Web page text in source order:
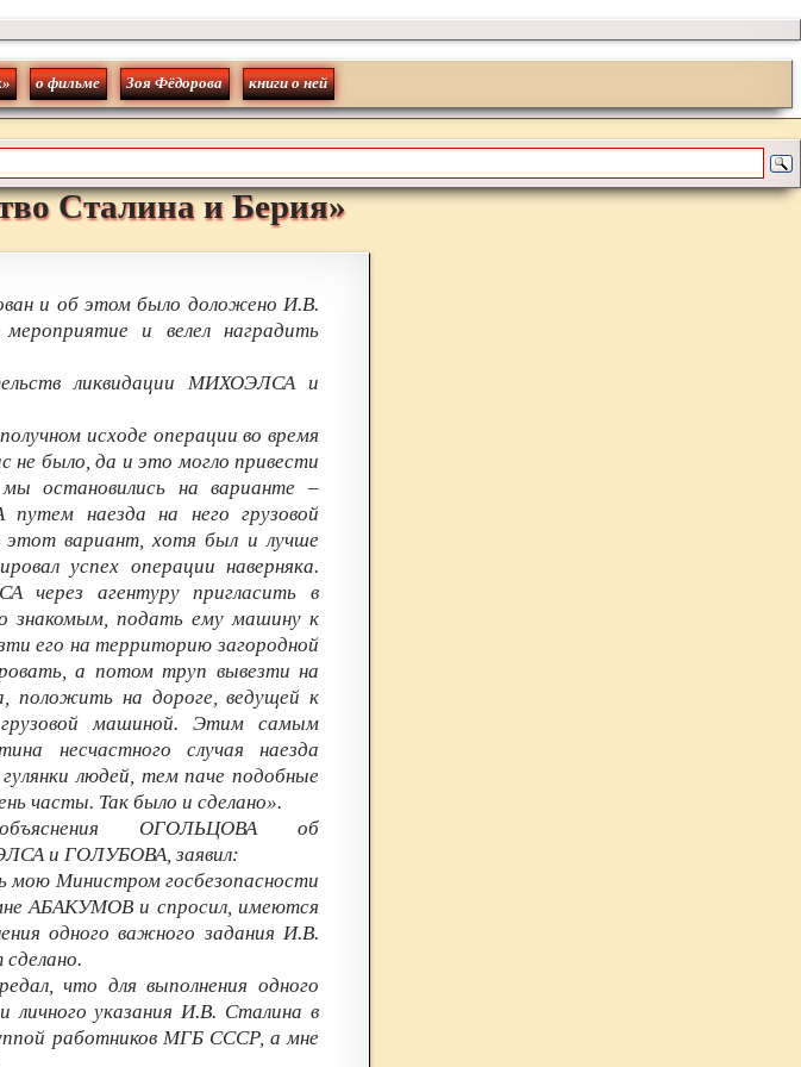
о фильме Зоя Фёдорова книги о ней
Сталина и Берия»
и об этом было доложено И.В.
и велел наградить
ликвидации МИХОЭЛСА и
исходе операции во время
не было, да и это могло привести
остановились на варианте –
наезда на него грузовой
вариант, хотя был и лучше
успех операции наверняка.
агентуру пригласить в
знакомым, подать ему машину к
его на территорию загородной
а потом труп вывезти на
положить на дороге, ведущей к
машиной. Этим самым
несчастного случая наезда
людей, тем паче подобные
часты. Так было и сделано».
ОГОЛЬЦОВА об
и ГОЛУБОВА, заявил:
Министром госбезопасности
АБАКУМОВ и спросил, имеются
одного важного задания И.В.
что для выполнения одного
личного указания И.В. Сталина в
работников МГБ СССР, а мне